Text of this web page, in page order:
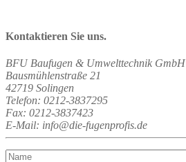
Kontaktieren Sie uns.
BFU Baufugen & Umwelttechnik GmbH
Bausmühlenstraße 21
42719 Solingen
Telefon: 0212-3837295
Fax: 0212-3837423
E-Mail: info@die-fugenprofis.de